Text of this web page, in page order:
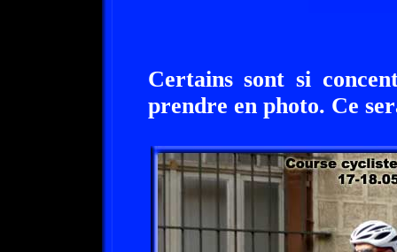
Certains sont si
prendre en photo. Ce